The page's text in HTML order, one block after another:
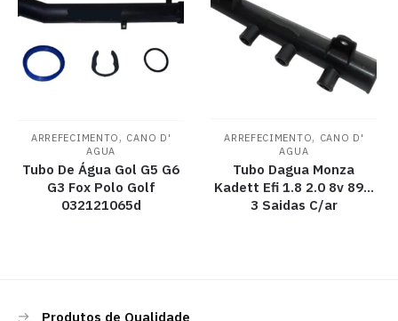
ARREFECIMENTO , CANO D'
AGUA
Tubo De Água Gol G5 G6
G3 Fox Polo Golf
032121065d
ARREFECIMENTO, CANO D'
AGUA
Tubo Dagua Monza
Kadett Efi 1.8 2.0 8v 89…
3 Saidas C/ar
Produtos de Qualidade